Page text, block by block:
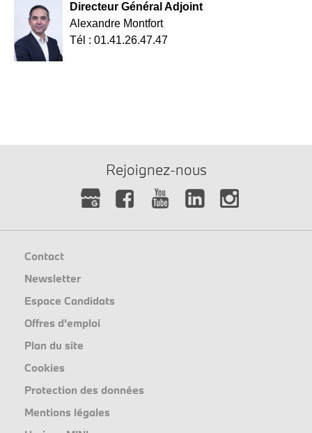
Directeur Général Adjoint
Alexandre Montfort
Tél : 01.41.26.47.47
Rejoignez-nous
Contact
Newsletter
Espace Candidats
Offres d'emploi
Plan du site
Cookies
Protection des données
Mentions légales